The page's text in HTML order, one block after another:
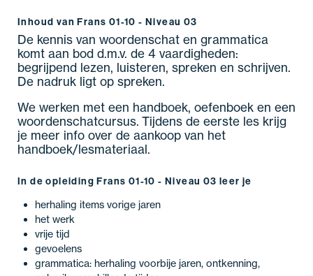
Inhoud van Frans 01-10 - Niveau 03
De kennis van woordenschat en grammatica
komt aan bod d.m.v. de 4 vaardigheden:
begrijpend lezen, luisteren, spreken en schrijven.
De nadruk ligt op spreken.
We werken met een handboek, oefenboek en een
woordenschatcursus. Tijdens de eerste les krijg
je meer info over de aankoop van het
handboek/lesmateriaal.
In de opleiding Frans 01-10 - Niveau 03 leer je
herhaling items vorige jaren
het werk
vrije tijd
gevoelens
grammatica: herhaling voorbije jaren, ontkenning,